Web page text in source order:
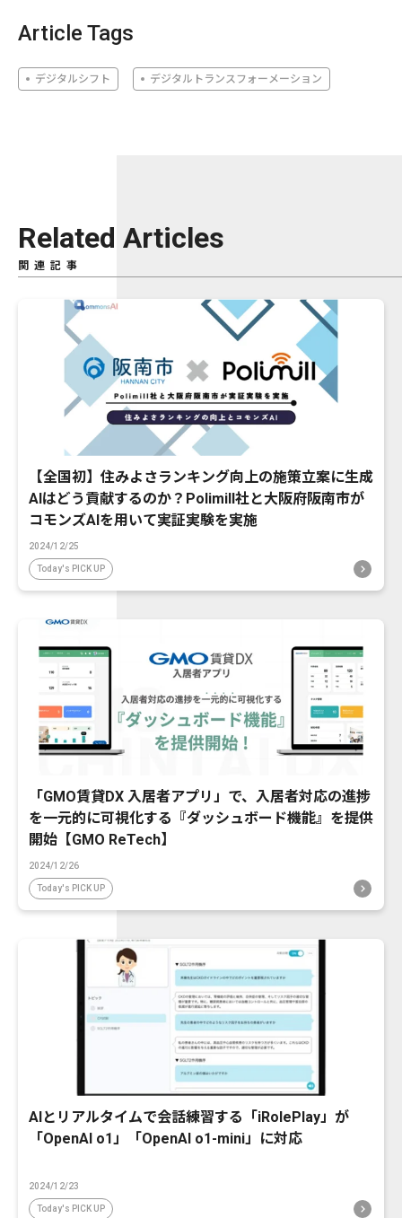
Article Tags
デジタルシフト デジタルトランスフォーメーション
Related Articles
関連記事
【全国初】住みよさランキング向上の施策立案に生成
AIはどう貢献するのか？Polimill社と大阪府阪南市が
コモンズAIを用いて実証実験を実施
2024/12/25
Today's PICK UP
「GMO賃貸DX 入居者アプリ」で、入居者対応の進捗
を一元的に可視化する『ダッシュボード機能』を提供
開始【GMO ReTech】
2024/12/26
Today's PICK UP
AIとリアルタイムで会話練習する「iRolePlay」が
「OpenAI o1」「OpenAI o1-mini」に対応
2024/12/23
Today's PICK UP